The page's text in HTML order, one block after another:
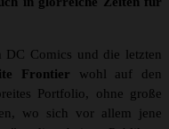
DC Comics und die letzten
Frontier wohl auf den
Portfolio, ohne große
wo sich vor allem jene